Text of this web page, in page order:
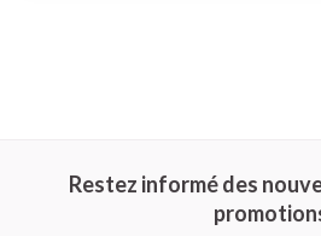
Restez informé des